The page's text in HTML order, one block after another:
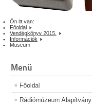
Ön itt van:
Főoldal
Vendégkönyv 2015.
Információk
Museum
Menü
Főoldal
Rádiómúzeum Alapítvány